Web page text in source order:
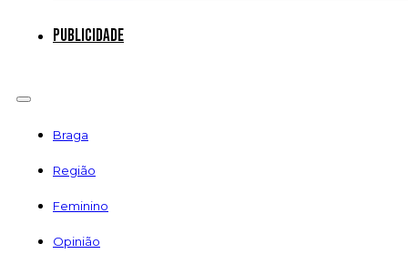
Publicidade
Braga
Região
Feminino
Opinião